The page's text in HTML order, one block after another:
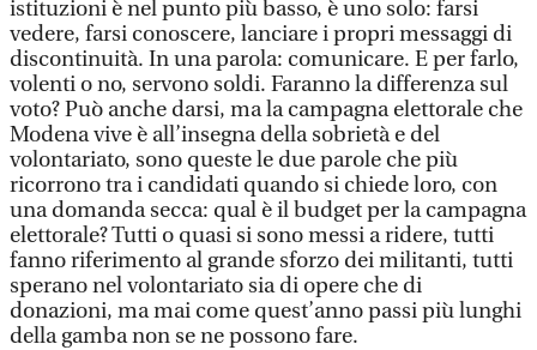
istituzioni è nel punto più basso, è uno solo: farsi
vedere, farsi conoscere, lanciare i propri messaggi di
discontinuità. In una parola: comunicare. E per farlo,
volenti o no, servono soldi. Faranno la differenza sul
voto? Può anche darsi, ma la campagna elettorale che
Modena vive è all’insegna della sobrietà e del
volontariato, sono queste le due parole che più
ricorrono tra i candidati quando si chiede loro, con
una domanda secca: qual è il budget per la campagna
elettorale? Tutti o quasi si sono messi a ridere, tutti
fanno riferimento al grande sforzo dei militanti, tutti
sperano nel volontariato sia di opere che di
donazioni, ma mai come quest’anno passi più lunghi
della gamba non se ne possono fare.